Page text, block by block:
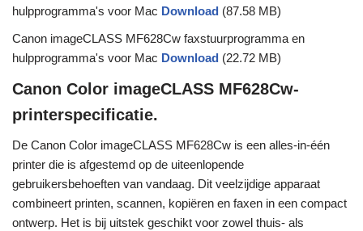
hulpprogramma's voor Mac Download (87.58 MB)
Canon imageCLASS MF628Cw faxstuurprogramma en
hulpprogramma's voor Mac Download (22.72 MB)
Canon Color imageCLASS MF628Cw-
printerspecificatie.
De Canon Color imageCLASS MF628Cw is een alles-in-één
printer die is afgestemd op de uiteenlopende
gebruikersbehoeften van vandaag. Dit veelzijdige apparaat
combineert printen, scannen, kopiëren en faxen in een compact
ontwerp. Het is bij uitstek geschikt voor zowel thuis- als